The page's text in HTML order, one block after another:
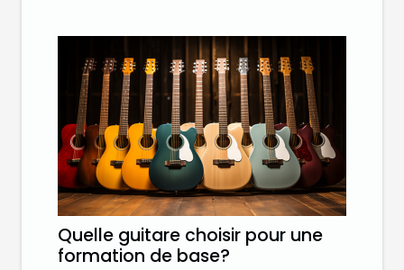
Quelle guitare choisir pour une
formation de base?